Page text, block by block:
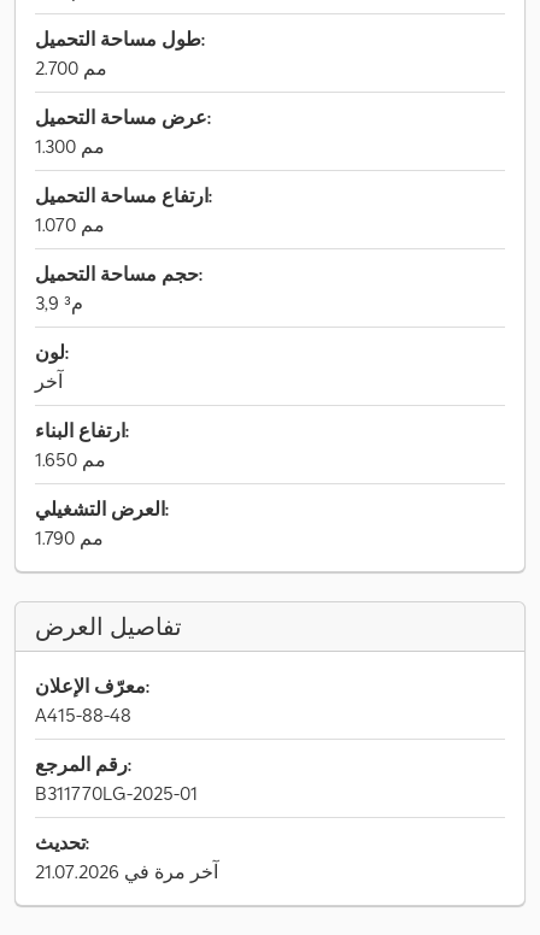
طول مساحة التحميل:
2.700 مم
عرض مساحة التحميل:
1.300 مم
ارتفاع مساحة التحميل:
1.070 مم
حجم مساحة التحميل:
3,9 م³
لون:
آخر
ارتفاع البناء:
1.650 مم
العرض التشغيلي:
1.790 مم
تفاصيل العرض
معرّف الإعلان:
A415-88-48
رقم المرجع:
B311770LG-2025-01
تحديث:
آخر مرة في 21.07.2026